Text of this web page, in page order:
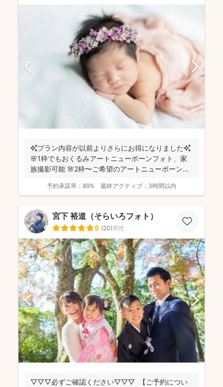
✨プラン内容が以前よりさらにお得になりました✨
🌸1枠でもおくるみアートニューボーンフォト、家
族撮影可能 🌸2枠〜ご希望のアートニューボーンフ
予約承諾率： 89% 最終アクティブ： 3時間以内
宮下 裕道（そらいろフォト）
5 (20)男性
▽▽▽必ずご確認ください▽▽▽ 【ご予約につい